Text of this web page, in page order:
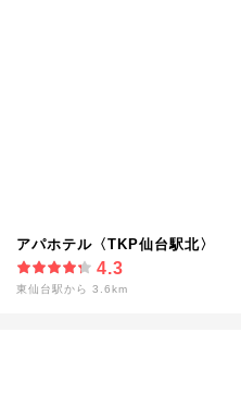
アパホテル〈TKP仙台駅北〉
4.3
東仙台駅から 3.6km